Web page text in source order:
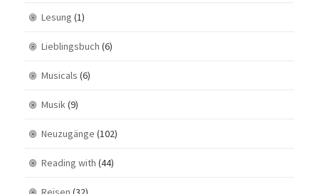
Lesung (1)
Lieblingsbuch (6)
Musicals (6)
Musik(9)
Neuzugänge (102)
Reading with (44)